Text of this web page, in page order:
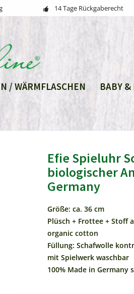
14 Tage Rückgaberecht
/ WÄRMFLASCHEN BABY
Efie Spieluhr
biologischer
Germany
Größe: ca. 36 cm
Plüsch + Frottee + Stoff
organic cotton
Füllung: Schafwolle
mit Spielwerk waschbar
100% Made in Germany